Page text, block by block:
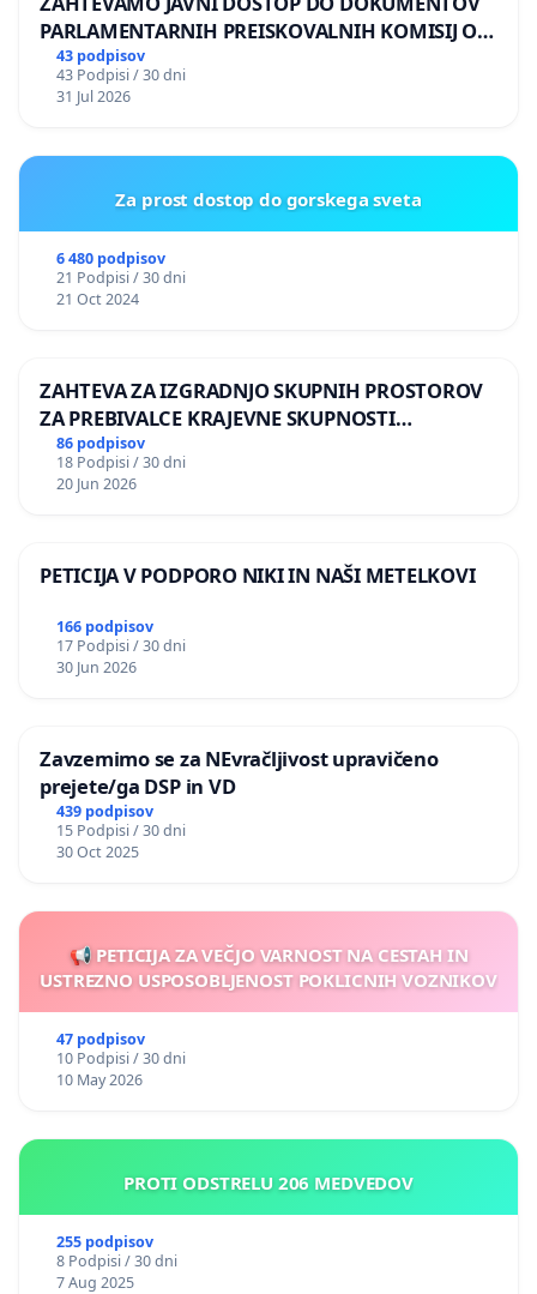
PARLAMENTARNIH PREISKOVALNIH KOMISIJ O
ILEGALNI TRGOVINI Z OROŽJEM
43 podpisov
43 Podpisi / 30 dni
31 Jul 2026
Za prost dostop do gorskega sveta
6 480 podpisov
21 Podpisi / 30 dni
21 Oct 2024
ZAHTEVA ZA IZGRADNJO SKUPNIH PROSTOROV
ZA PREBIVALCE KRAJEVNE SKUPNOSTI
PRESTRANEK
86 podpisov
18 Podpisi / 30 dni
20 Jun 2026
PETICIJA V PODPORO NIKI IN NAŠI METELKOVI
166 podpisov
17 Podpisi / 30 dni
30 Jun 2026
Zavzemimo se za NEvračljivost upravičeno
prejete/ga DSP in VD
439 podpisov
15 Podpisi / 30 dni
30 Oct 2025
📢 PETICIJA ZA VEČJO VARNOST NA CESTAH IN
USTREZNO USPOSOBLJENOST POKLICNIH VOZNIKOV
47 podpisov
10 Podpisi / 30 dni
10 May 2026
PROTI ODSTRELU 206 MEDVEDOV
255 podpisov
8 Podpisi / 30 dni
7 Aug 2025